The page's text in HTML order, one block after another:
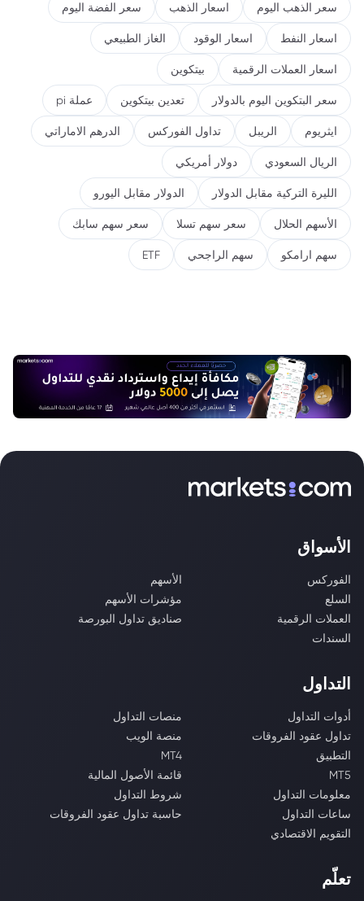
سعر الذهب اليوم اسعار الذهب سعر الفضة اليوم
اسعار النفط اسعار الوقود الغاز الطبيعي
اسعار العملات الرقمية بيتكوين
سعر البتكوين اليوم بالدولار تعدين بيتكوين عملة pi
ايثريوم الريبل تداول الفوركس الدرهم الاماراتي
الريال السعودي دولار أمريكي
الليرة التركية مقابل الدولار الدولار مقابل اليورو
الأسهم الحلال سعر سهم تسلا سعر سهم سابك
سهم ارامكو سهم الراجحي ETF
الأسواق
الفوركس
الأسهم
السلع
مؤشرات الأسهم
العملات الرقمية
صناديق تداول البورصة
السندات
التداول
أدوات التداول
منصات التداول
تداول عقود الفروقات
منصة الويب
التطبيق
MT4
MT5
قائمة الأصول المالية
معلومات التداول
شروط التداول
ساعات التداول
حاسبة تداول عقود الفروقات
التقويم الاقتصادي
تعلّم